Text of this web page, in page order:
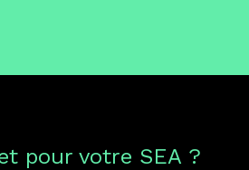
pour votre SEA ?